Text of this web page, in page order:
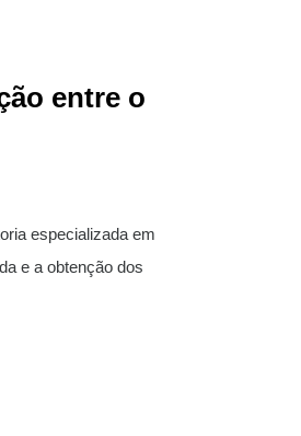
entre o
especializada em
e a obtenção dos